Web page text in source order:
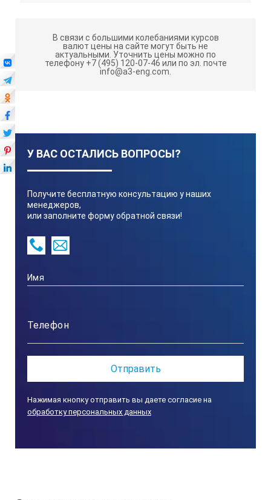
В связи с большими колебаниями курсов
валют цены на сайте могут быть не
актуальными. Уточнить цены можно по
телефону +7 (495) 120-07-46 или по эл. почте
info@a3-eng.com.
У ВАС ОСТАЛИСЬ ВОПРОСЫ?
Получите бесплатную консультацию у наших
менеджеров,
или заполните форму обратной связи!
Нажимая кнопку отправить вы даете согласие на
обработку персональных данных